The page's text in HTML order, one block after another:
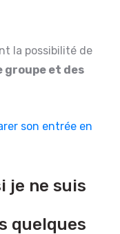
la possibilité de
groupe et des
son entrée en
je ne suis
quelques